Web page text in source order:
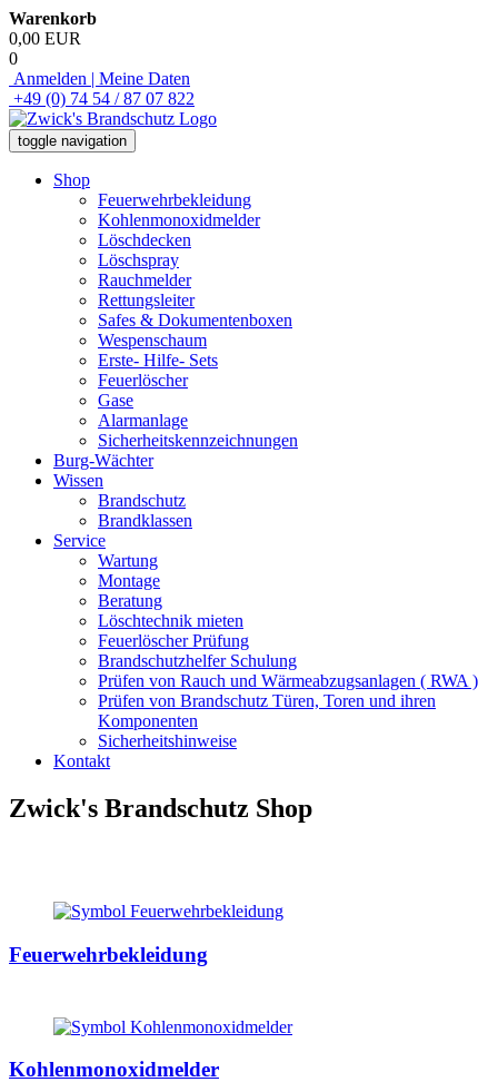
Warenkorb
0,00 EUR
0
Anmelden | Meine Daten
+49 (0) 74 54 / 87 07 822
toggle navigation
Shop
Feuerwehrbekleidung
Kohlenmonoxidmelder
Löschdecken
Löschspray
Rauchmelder
Rettungsleiter
Safes & Dokumentenboxen
Wespenschaum
Erste- Hilfe- Sets
Feuerlöscher
Gase
Alarmanlage
Sicherheitskennzeichnungen
Burg-Wächter
Wissen
Brandschutz
Brandklassen
Service
Wartung
Montage
Beratung
Löschtechnik mieten
Feuerlöscher Prüfung
Brandschutzhelfer Schulung
Prüfen von Rauch und Wärmeabzugsanlagen ( RWA )
Prüfen von Brandschutz Türen, Toren und ihren
Komponenten
Sicherheitshinweise
Kontakt
Zwick's Brandschutz Shop
Feuerwehrbekleidung
Kohlenmonoxidmelder